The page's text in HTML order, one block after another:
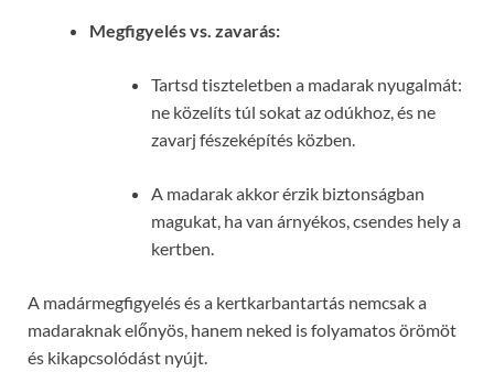
Megfigyelés vs. zavarás:
Tartsd tiszteletben a madarak nyugalmát:
ne közelíts túl sokat az odúkhoz, és ne
zavarj fészeképítés közben.
A madarak akkor érzik biztonságban
magukat, ha van árnyékos, csendes hely a
kertben.
A madármegfigyelés és a kertkarbantartás nemcsak a
madaraknak előnyös, hanem neked is folyamatos örömöt
és kikapcsolódást nyújt.